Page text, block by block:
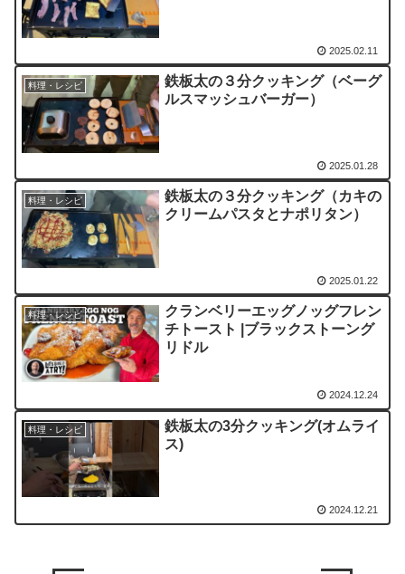
2025.02.11
料理・レシピ
鉄板太の３分クッキング（ベーグ
ルスマッシュバーガー）
2025.01.28
料理・レシピ
鉄板太の３分クッキング（カキの
クリームパスタとナポリタン）
2025.01.22
料理・レシピ
クランベリーエッグノッグフレン
チトースト |ブラックストーング
リドル
2024.12.24
料理・レシピ
鉄板太の3分クッキング(オムライ
ス)
2024.12.21